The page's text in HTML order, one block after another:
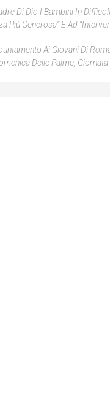
Di Dio I Bambini In
Più Generosa” E Ad
Ai Giovani Di
Delle Palme,